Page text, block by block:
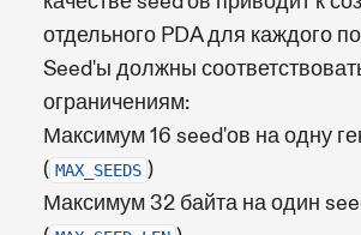
отдельного PDA для каждого
Seed'ы должны
ограничениям:
Максимум 16 seed'ов на одну
( MAX_SEEDS )
Максимум 32 байта на один